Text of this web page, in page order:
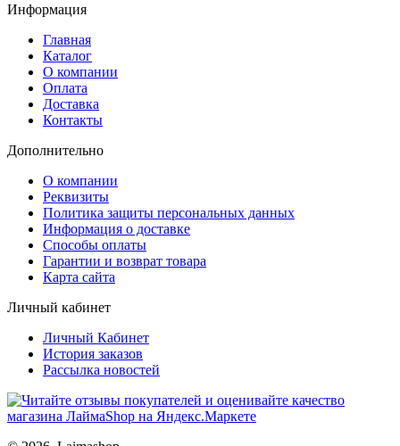
Информация
Главная
Каталог
О компании
Оплата
Доставка
Контакты
Дополнительно
О компании
Реквизиты
Политика защиты персональных данных
Информация о доставке
Способы оплаты
Гарантии и возврат товара
Карта сайта
Личный кабинет
Личный Кабинет
История заказов
Рассылка новостей